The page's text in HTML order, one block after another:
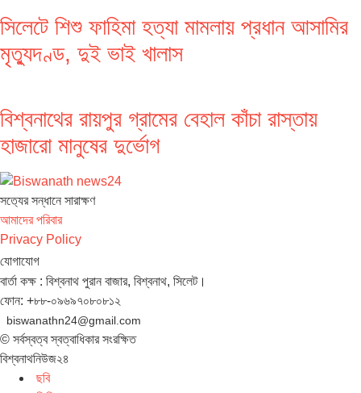
সিলেটে শিশু ফাহিমা হত্যা মামলায় প্রধান আসামির
মৃত্যুদণ্ড, দুই ভাই খালাস
বিশ্বনাথের রায়পুর গ্রামের বেহাল কাঁচা রাস্তায়
হাজারো মানুষের দুর্ভোগ
সত‌্যের সন্ধানে সারাক্ষণ
আমাদের পরিবার
Privacy Policy
যোগাযোগ
বার্তা কক্ষ : বিশ্বনাথ পুরান বাজার, বিশ্বনাথ, সিলেট।
ফোন: +৮৮-০৯৬৯৭০৮০৮১২
biswanathn24@gmail.com
© সর্বস্বত্ব স্বত্বাধিকার সংরক্ষিত
বিশ্বনাথনিউজ২৪
ছবি